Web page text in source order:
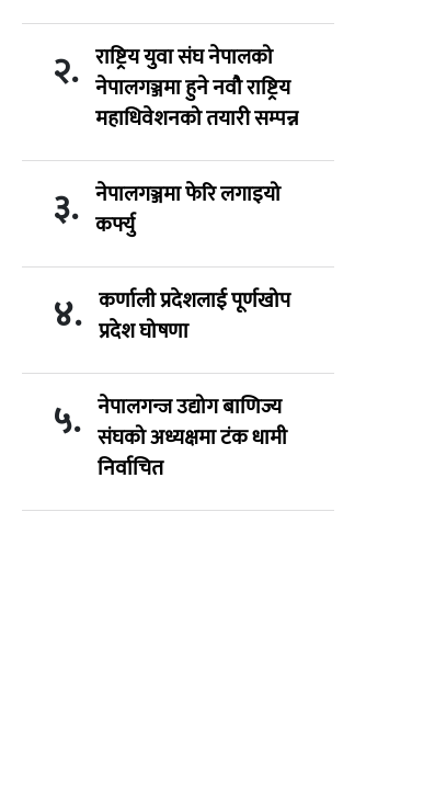
२. राष्ट्रिय युवा संघ नेपालको
नेपालगञ्जमा हुने नवौ राष्ट्रिय
महाधिवेशनको तयारी सम्पन्न
३. नेपालगञ्जमा फेरि लगाइयो
कर्फ्यु
४. कर्णाली प्रदेशलाई पूर्णखोप
प्रदेश घोषणा
५. नेपालगन्ज उद्योग बाणिज्य
संघको अध्यक्षमा टंक धामी
निर्वाचित